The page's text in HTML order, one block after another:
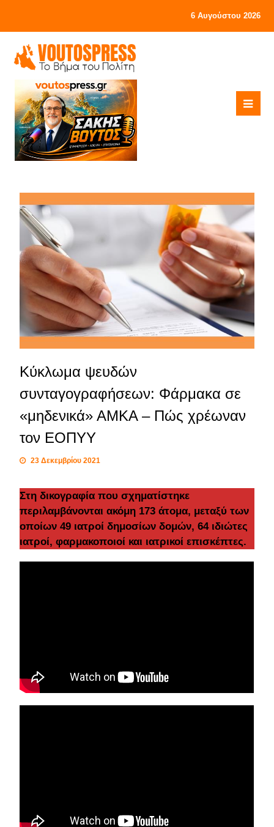
6 Αυγούστου 2026
Κύκλωμα ψευδών
συνταγογραφήσεων: Φάρμακα σε
«μηδενικά» ΑΜΚΑ – Πώς χρέωναν
τον ΕΟΠΥΥ
23 Δεκεμβρίου 2021
Στη δικογραφία που σχηματίστηκε
περιλαμβάνονται ακόμη 173 άτομα, μεταξύ των
οποίων 49 ιατροί δημοσίων δομών, 64 ιδιώτες
ιατροί, φαρμακοποιοί και ιατρικοί επισκέπτες.